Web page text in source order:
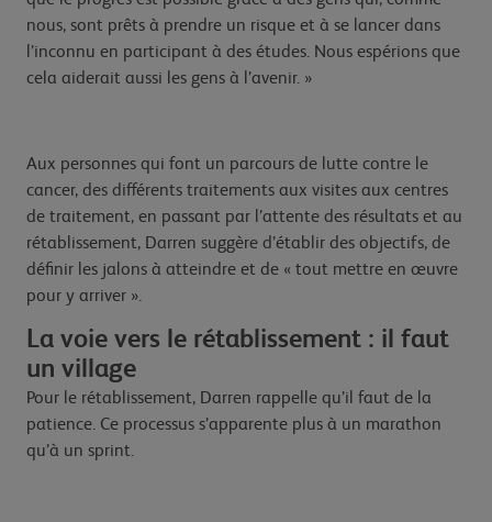
nous, sont prêts à prendre un risque et à se lancer dans
l’inconnu en participant à des études. Nous espérions que
cela aiderait aussi les gens à l’avenir. »
Aux personnes qui font un parcours de lutte contre le
cancer, des différents traitements aux visites aux centres
de traitement, en passant par l’attente des résultats et au
rétablissement, Darren suggère d’établir des objectifs, de
définir les jalons à atteindre et de « tout mettre en œuvre
pour y arriver ».
La voie vers le rétablissement : il faut
un village
Pour le rétablissement, Darren rappelle qu’il faut de la
patience. Ce processus s’apparente plus à un marathon
qu’à un sprint.